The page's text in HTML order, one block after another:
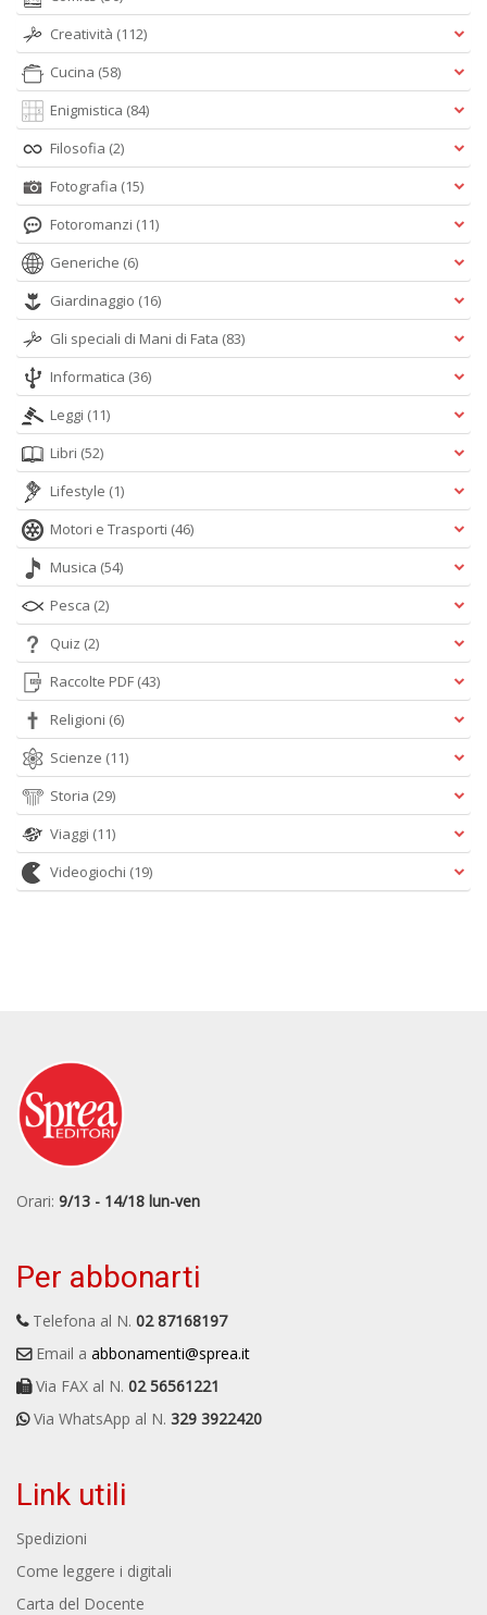
Creatività (112)
Cucina (58)
Enigmistica (84)
Filosofia (2)
Fotografia (15)
Fotoromanzi (11)
Generiche (6)
Giardinaggio (16)
Gli speciali di Mani di Fata (83)
Informatica (36)
Leggi (11)
Libri (52)
Lifestyle (1)
Motori e Trasporti (46)
Musica (54)
Pesca (2)
Quiz (2)
Raccolte PDF (43)
Religioni (6)
Scienze (11)
Storia (29)
Viaggi (11)
Videogiochi (19)
Orari: 9/13 - 14/18 lun-ven
Per abbonarti
Telefona al N. 02 87168197
Email a abbonamenti@sprea.it
Via FAX al N. 02 56561221
Via WhatsApp al N. 329 3922420
Link utili
Spedizioni
Come leggere i digitali
Carta del Docente